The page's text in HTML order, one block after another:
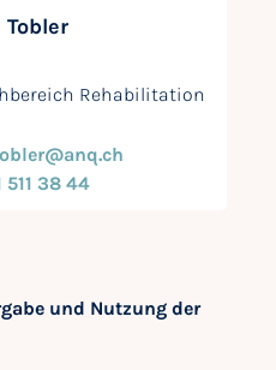
Rehabilitation
511 38 44
und Nutzung der